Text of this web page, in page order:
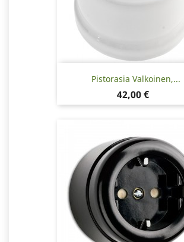
Pistorasia Valkoinen,...
Hinta
42,00 €